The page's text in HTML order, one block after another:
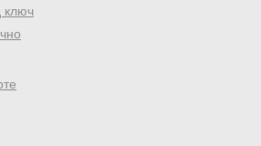
ключ
−5%
Оставь почту и получи
на первое бронирование!